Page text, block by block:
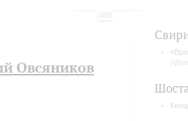
филармонии под управлением
Овсяников